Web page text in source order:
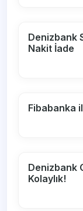
Denizbank
Nakit İade
Fibabanka
Denizbank
Kolaylık!